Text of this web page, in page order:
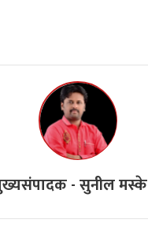
- सुनील मस्के